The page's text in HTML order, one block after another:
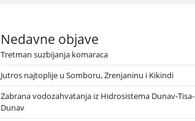
Nedavne objave
Tretman suzbijanja komaraca
Jutros najtoplije u Somboru, Zrenjaninu i Kikindi
Zabrana vodozahvatanja iz Hidrosistema Dunav-Tisa-
Dunav